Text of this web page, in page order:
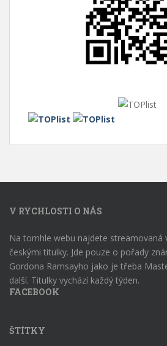
V RYCHLOSTI O NÁS
Na tomhle webu najdete streamovaná
českými titulky. Jde pouze o pořady
Gordona Ramsayho jako je třeba
další. Titulky vychází každý týden.
FACEBOOK
ŠTÍTKY